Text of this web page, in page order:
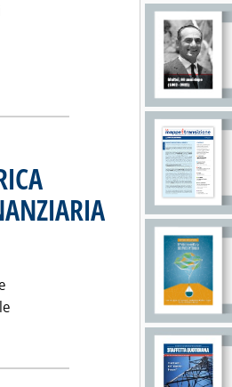
tutta la notizia: 'AUTORITA':
. Pubblicata venerdì 21
notizia: 'NON AUMENTERA' LA